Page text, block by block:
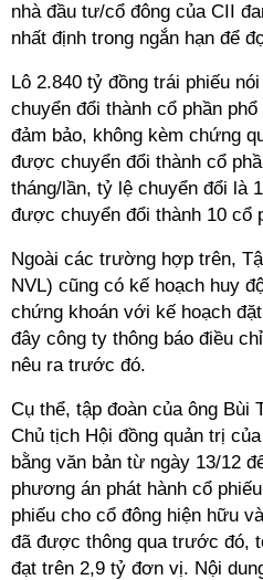
nhà đầu tư/cổ đông của CII
nhất định trong ngắn hạn để
Lô 2.840 tỷ đồng trái phiếu
chuyển đổi thành cổ phần
đảm bảo, không kèm chứng
được chuyển đổi thành cổ
tháng/lần, tỷ lệ chuyển đổi là
được chuyển đổi thành 10 cổ
Ngoài các trường hợp trên,
NVL) cũng có kế hoạch huy
chứng khoán với kế hoạch
đây công ty thông báo điều
nêu ra trước đó.
Cụ thể, tập đoàn của ông Bùi
Chủ tịch Hội đồng quản trị
bằng văn bản từ ngày 13/12
phương án phát hành cổ
phiếu cho cổ đông hiện hữu
đã được thông qua trước đó,
đạt trên 2,9 tỷ đơn vị. Nội